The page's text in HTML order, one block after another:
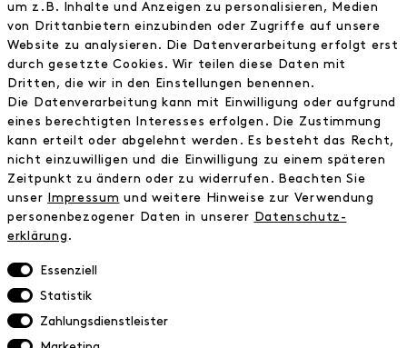
Wir
Jobs
Instagram
Facebook
Kontakt
FAQ
Zahlungsinformationen
Versand
Retoure
Datenschutz
AGB
um z.B. Inhalte und Anzeigen zu personalisieren, Medien
von Drittanbietern einzubinden oder Zugriffe auf unsere
Website zu analysieren. Die Datenverarbeitung erfolgt erst
durch gesetzte Cookies. Wir teilen diese Daten mit
Dritten, die wir in den Einstellungen benennen.
Die Datenverarbeitung kann mit Einwilligung oder aufgrund
eines berechtigten Interesses erfolgen. Die Zustimmung
kann erteilt oder abgelehnt werden. Es besteht das Recht,
nicht einzuwilligen und die Einwilligung zu einem späteren
Zeitpunkt zu ändern oder zu widerrufen. Beachten Sie
unser
Impressum und weitere Hinweise zur Verwendung
personenbezogener Daten in unserer
Daten­schutz­
erklärung .
Essenziell
Statistik
Zahlungsdienstleister